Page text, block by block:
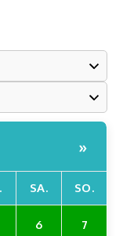
»
SA. SO.
6 7